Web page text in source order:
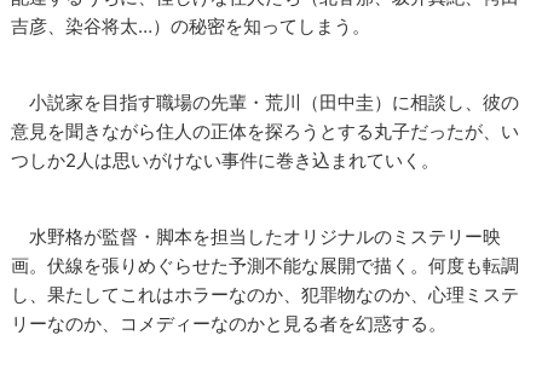
吉彦、染谷将太…）の秘密を知ってしまう。
小説家を目指す職場の先輩・荒川（田中圭）に相談し、彼の
意見を聞きながら住人の正体を探ろうとする丸子だったが、い
つしか2人は思いがけない事件に巻き込まれていく。
水野格が監督・脚本を担当したオリジナルのミステリー映
画。伏線を張りめぐらせた予測不能な展開で描く。何度も転調
し、果たしてこれはホラーなのか、犯罪物なのか、心理ミステ
リーなのか、コメディーなのかと見る者を幻惑する。